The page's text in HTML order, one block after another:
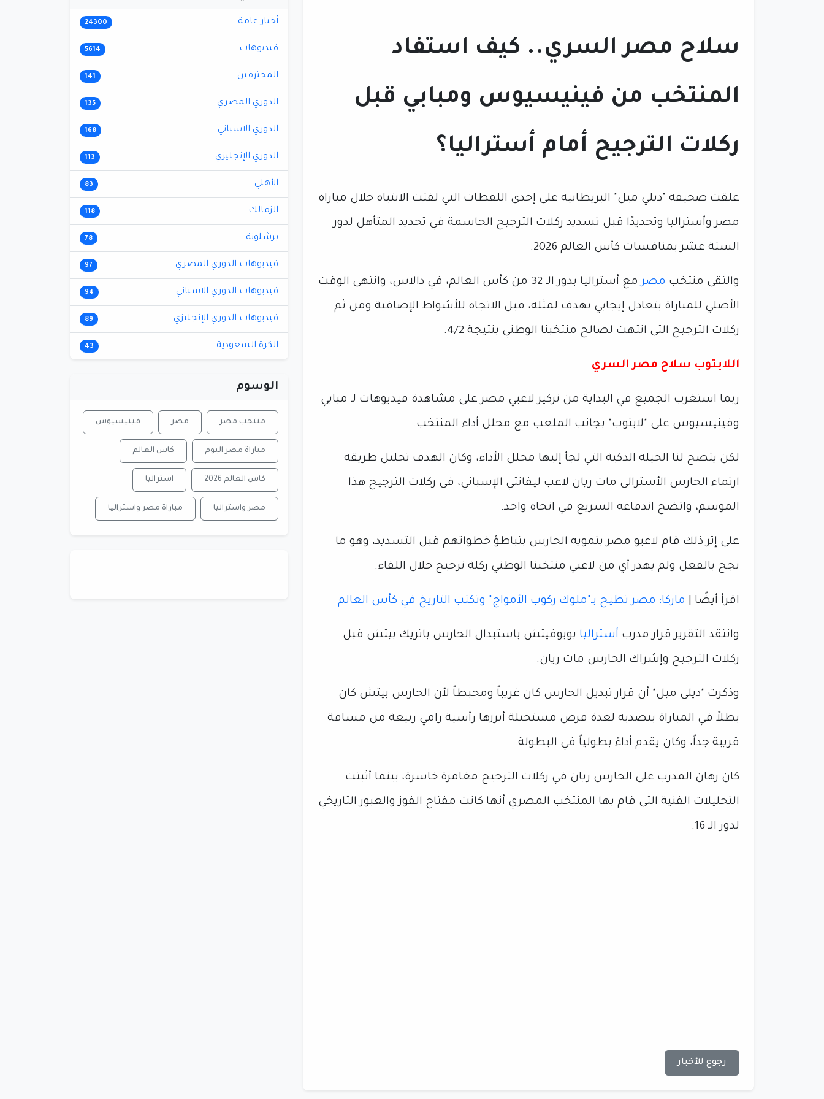
سلاح مصر السري.. كيف استفاد
المنتخب من فينيسيوس ومبابي قبل
ركلات الترجيح أمام أستراليا؟
علقت صحيفة "ديلي ميل" البريطانية على إحدى اللقطات التي لفتت الانتباه خلال مباراة
مصر وأستراليا وتحديدًا قبل تسديد ركلات الترجيح الحاسمة في تحديد المتأهل لدور
الستة عشر بمنافسات كأس العالم 2026.
والتقى منتخب مصر
مع أستراليا بدور الـ 32 من كأس العالم، في دالاس، وانتهى الوقت
الأصلي للمباراة بتعادل إيجابي بهدف لمثله، قبل الاتجاه للأشواط الإضافية ومن ثم
ركلات الترجيح التي انتهت لصالح منتخبنا الوطني بنتيجة 4/2.
اللابتوب سلاح مصر السري
ربما استغرب الجميع في البداية من تركيز لاعبي مصر على مشاهدة فيديوهات لـ مبابي
وفينيسيوس على "لابتوب" بجانب الملعب مع محلل أداء المنتخب.
لكن يتضح لنا الحيلة الذكية التي لجأ إليها محلل الأداء، وكان الهدف تحليل طريقة
ارتماء الحارس الأسترالي مات ريان لاعب ليفانتي الإسباني، في ركلات الترجيح هذا
الموسم، واتضح اندفاعه السريع في اتجاه واحد.
على إثر ذلك قام لاعبو مصر بتمويه الحارس بتباطؤ خطواتهم قبل التسديد، وهو ما
نجح بالفعل ولم يهدر أي من لاعبي منتخبنا الوطني ركلة ترجيح خلال اللقاء.
اقرأ أيضًا | ماركا: مصر تطيح بـ"ملوك ركوب الأمواج" وتكتب التاريخ في كأس العالم
وانتقد التقرير قرار مدرب أستراليا بوبوفيتش باستبدال الحارس باتريك بيتش قبل
ركلات الترجيح وإشراك الحارس مات ريان.
وذكرت "ديلي ميل" أن قرار تبديل الحارس كان غريباً ومحبطاً لأن الحارس بيتش كان
بطلاً في المباراة بتصديه لعدة فرص مستحيلة أبرزها رأسية رامي ربيعة من مسافة
قريبة جداً، وكان يقدم أداءً بطولياً في البطولة.
كان رهان المدرب على الحارس ريان في ركلات الترجيح مغامرة خاسرة، بينما أثبتت
التحليلات الفنية التي قام بها المنتخب المصري أنها كانت مفتاح الفوز والعبور التاريخي
لدور الـ 16.
رجوع للأخبار
أخبار عامة 24300
فيديوهات 5614
المحترفين 141
الدوري المصري 135
الدوري الاسباني 168
الدوري الإنجليزي 113
الأهلي 83
الزمالك 118
برشلونة 78
فيديوهات الدوري المصري 97
فيديوهات الدوري الاسباني 94
فيديوهات الدوري الإنجليزي 89
الكرة السعودية 43
الوسوم
منتخب مصر مصر فينيسيوس
مباراة مصر اليوم كاس العالم
كاس العالم 2026 استراليا
مصر واستراليا مباراة مصر واستراليا